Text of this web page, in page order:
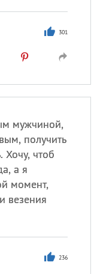
301
мужчиной,
получить
Хочу, чтоб
а я
момент,
везения
236
именины
значениеи